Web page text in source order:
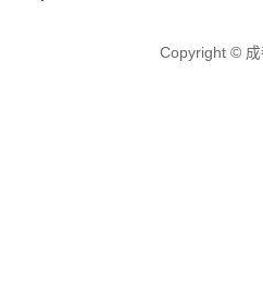
Copyright © 成